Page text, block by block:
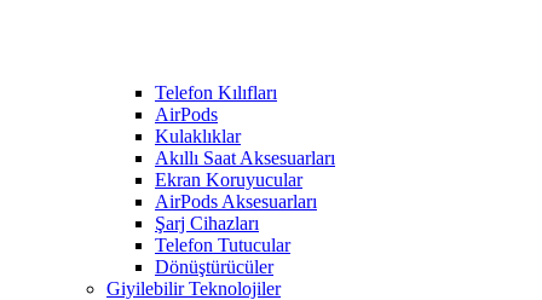
Telefon Kılıfları
AirPods
Kulaklıklar
Akıllı Saat Aksesuarları
Ekran Koruyucular
AirPods Aksesuarları
Şarj Cihazları
Telefon Tutucular
Dönüştürücüler
Giyilebilir Teknolojiler